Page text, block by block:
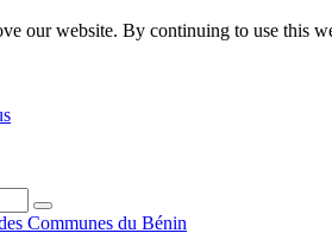
our website. By continuing to use this